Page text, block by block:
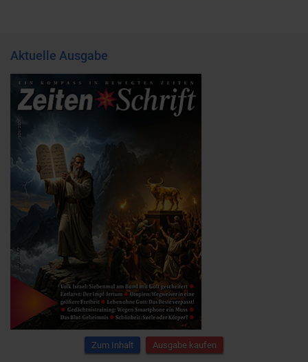
Aktuelle Ausgabe
Zum Inhalt Ausgabe kaufen